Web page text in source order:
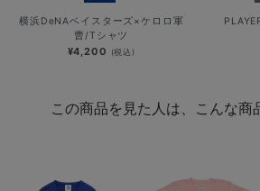
横浜DeNAベイスターズ×ケロロ軍
曹/Tシャツ
¥4,200 (税込)
この商品を見た人は、こんな商